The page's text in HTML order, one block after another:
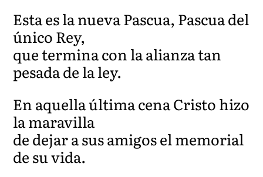
Esta es la nueva Pascua, Pascua del
único Rey,
que termina con la alianza tan
pesada de la ley.
En aquella última cena Cristo hizo
la maravilla
de dejar a sus amigos el memorial
de su vida.